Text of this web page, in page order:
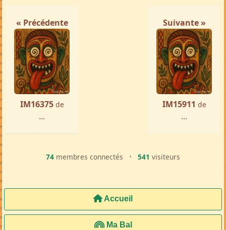
« Précédente
IM16375 de
...
Suivante »
IM15911 de
...
74 membres connectés • 541 visiteurs
Accueil
Ma Bal